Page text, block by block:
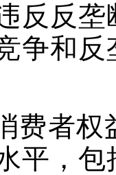
反反
争和
费者
平，